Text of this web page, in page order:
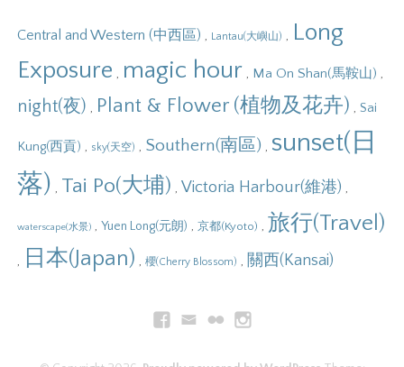
Central and Western (中西區) Lantau(大嶼山)
Long
Exposure magic hour Ma On Shan(馬鞍山)
night(夜) Plant & Flower (植物及花卉) Sai
Kung(西貢) sky(天空) Southern(南區) sunset(日
落) Tai Po(大埔) ,Victoria Harbour(維港)
waterscape(水景) ,Yuen Long(元朗) ,京都(Kyoto) 旅行(Travel)
日本(Japan) ,櫻(Cherry Blossom) 關西(Kansai)